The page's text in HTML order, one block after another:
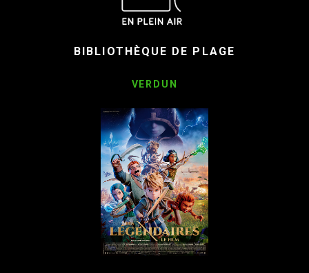
BIBLIOTHÈQUE DE PLAGE
VERDUN